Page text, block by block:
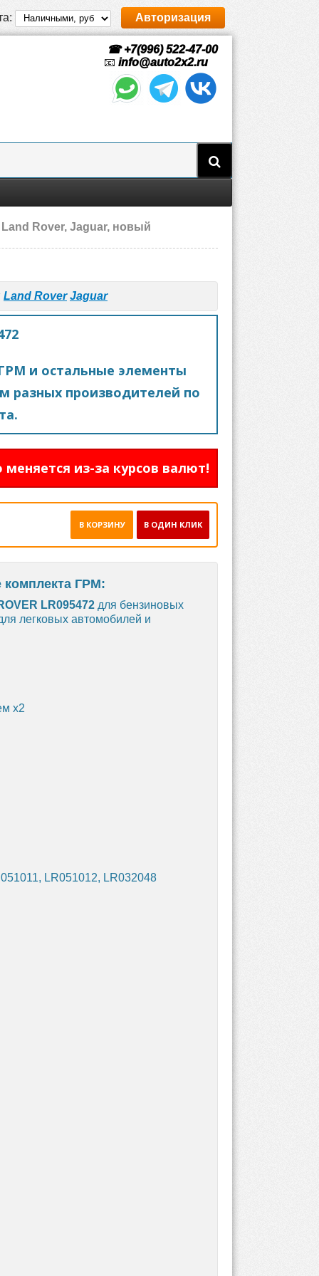
Авторизация
☎ +7(996) 522-47-00
📧 info@auto2x2.ru
Rover, Jaguar, новый
Land Rover Jaguar
и остальные элементы
разных производителей по
из-за курсов валют!
В ОДИН КЛИК
В КОРЗИНУ
комплекта ГРМ:
LR095472 для бензиновых
легковых автомобилей и
х2
LR051012, LR032048